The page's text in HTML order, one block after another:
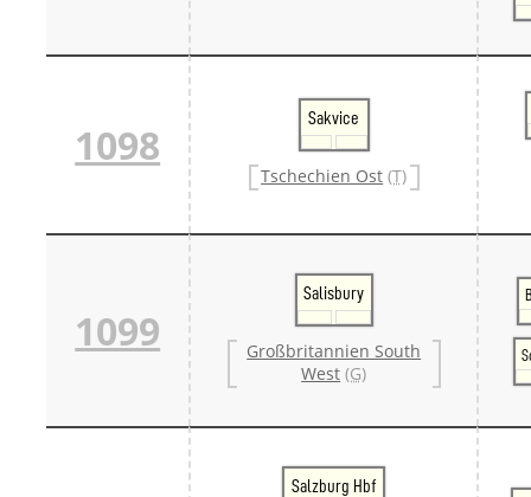
1098
Sakvice
Tschechien Ost (T)
1099
Salisbury
Großbritannien South
West (G)
Salzburg Hbf